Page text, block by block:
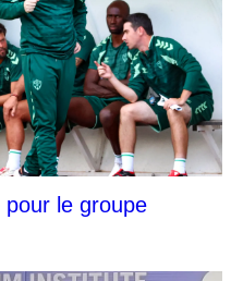
le groupe